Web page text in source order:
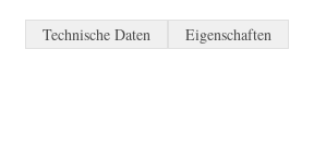
Technische Daten Eigenschaften